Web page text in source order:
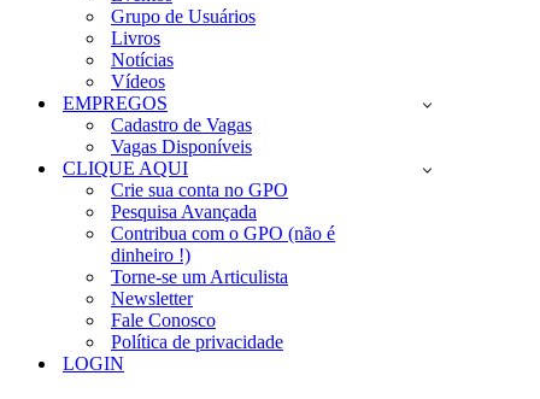
Grupo de Usuários
Livros
Notícias
Vídeos
EMPREGOS
Cadastro de Vagas
Vagas Disponíveis
CLIQUE AQUI
Crie sua conta no GPO
Pesquisa Avançada
Contribua com o GPO (não é
dinheiro !)
Torne-se um Articulista
Newsletter
Fale Conosco
Política de privacidade
LOGIN